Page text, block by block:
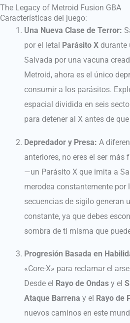
The Legacy of Metroid Fusion GBA
Características del juego:
Una Nueva Clase de Terror:
por el letal
Parásito X durante
Salvada por una vacuna
Metroid, ahora es el único
consumir a los parásitos.
espacial dividida en seis
para detener al X antes de
Depredador y Presa: A
anteriores, no eres el ser más
—un Parásito X que imita a
merodea constantemente por
secuencias de sigilo generan
constante, ya que debes
sombra de ti misma que
Progresión Basada en
«Core-X» para reclamar el
Desde el Rayo de Ondas y el
Ataque Barrena y el Rayo de
nuevos caminos en este